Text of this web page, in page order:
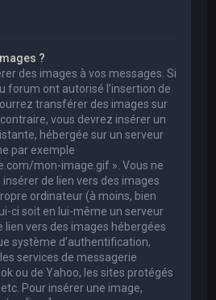
?
des images à vos messages. Si
forum ont autorisé l’insertion de
transférer des images sur
vous devrez insérer un
hébergée sur un serveur
par exemple
mon-image.gif ». Vous ne
de lien vers des images
ordinateur (à moins, bien
ci soit en lui-même un serveur
lien vers des images hébergées
système d’authentification,
services de messagerie
ou de Yahoo, les sites protégés
Pour insérer une image,